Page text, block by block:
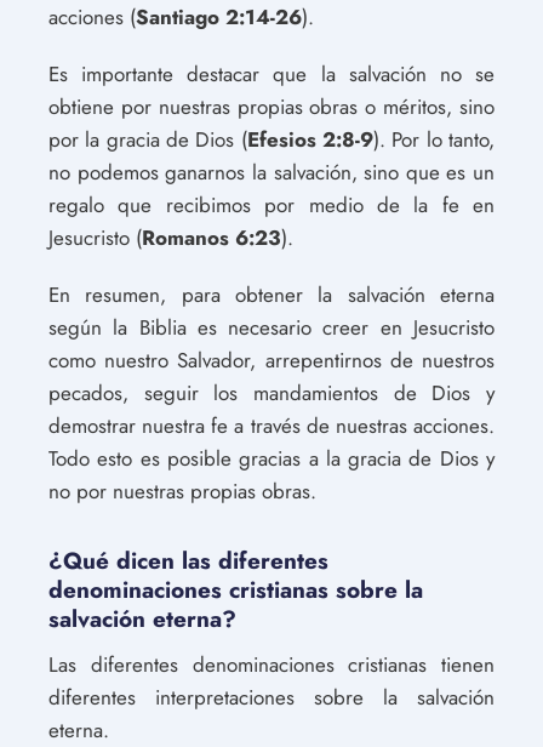
acciones (Santiago 2:14-26).
Es importante destacar que la salvación no se
obtiene por nuestras propias obras o méritos, sino
por la gracia de Dios (Efesios 2:8-9). Por lo tanto,
no podemos ganarnos la salvación, sino que es un
regalo que recibimos por medio de la fe en
Jesucristo (Romanos 6:23).
En resumen, para obtener la salvación eterna
según la Biblia es necesario creer en Jesucristo
como nuestro Salvador, arrepentirnos de nuestros
pecados, seguir los mandamientos de Dios y
demostrar nuestra fe a través de nuestras acciones.
Todo esto es posible gracias a la gracia de Dios y
no por nuestras propias obras.
¿Qué dicen las diferentes
denominaciones cristianas sobre la
salvación eterna?
Las diferentes denominaciones cristianas tienen
diferentes interpretaciones sobre la salvación
eterna.